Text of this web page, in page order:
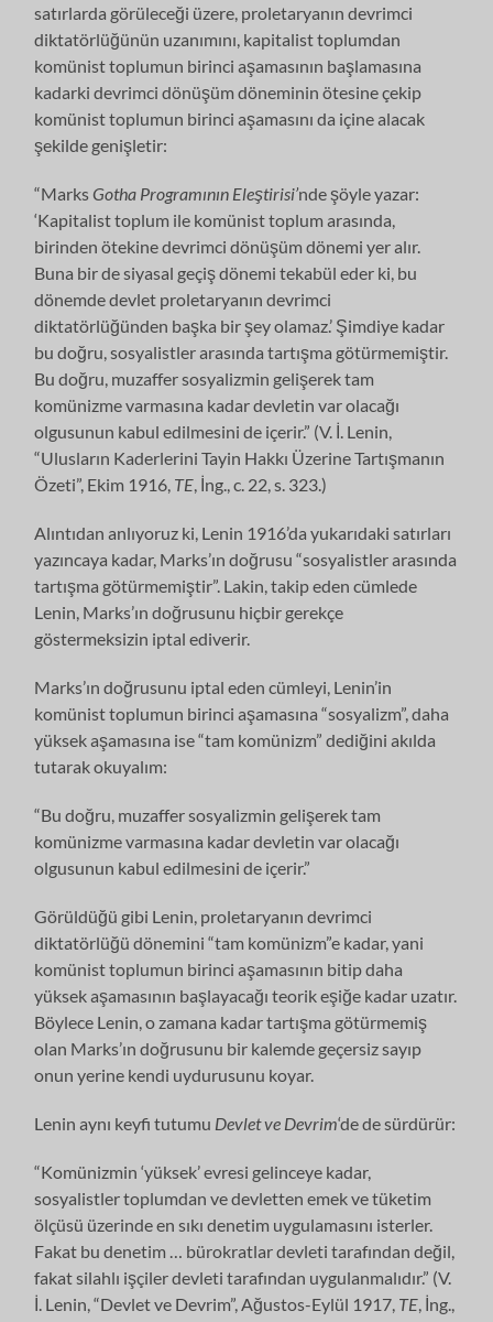
satırlarda görüleceği üzere, proletaryanın devrimci
diktatörlüğünün uzanımını, kapitalist toplumdan
komünist toplumun birinci aşamasının başlamasına
kadarki devrimci dönüşüm döneminin ötesine çekip
komünist toplumun birinci aşamasını da içine alacak
şekilde genişletir:
“MarksGotha Programının Eleştirisi’nde şöyle yazar:
‘Kapitalist toplum ile komünist toplum arasında,
birinden ötekine devrimci dönüşüm dönemi yer alır.
Buna bir de siyasal geçiş dönemi tekabül eder ki, bu
dönemde devlet proletaryanın devrimci
diktatörlüğünden başka bir şey olamaz.’ Şimdiye kadar
bu doğru, sosyalistler arasında tartışma götürmemiştir.
Bu doğru, muzaffer sosyalizmin gelişerek tam
komünizme varmasına kadar devletin var olacağı
olgusunun kabul edilmesini de içerir.” (V. İ. Lenin,
“Ulusların Kaderlerini Tayin Hakkı Üzerine Tartışmanın
Özeti”, Ekim 1916, TE , İng., c. 22, s. 323.)
Alıntıdan anlıyoruz ki, Lenin 1916’da yukarıdaki satırları
yazıncaya kadar, Marks’ın doğrusu “sosyalistler arasında
tartışma götürmemiştir”. Lakin, takip eden cümlede
Lenin, Marks’ın doğrusunu hiçbir gerekçe
göstermeksizin iptal ediverir.
Marks’ın doğrusunu iptal eden cümleyi, Lenin’in
komünist toplumun birinci aşamasına “sosyalizm”, daha
yüksek aşamasına ise “tam komünizm” dediğini akılda
tutarak okuyalım:
“Bu doğru, muzaffer sosyalizmin gelişerek tam
komünizme varmasına kadar devletin var olacağı
olgusunun kabul edilmesini de içerir.”
Görüldüğü gibi Lenin, proletaryanın devrimci
diktatörlüğü dönemini “tam komünizm”e kadar, yani
komünist toplumun birinci aşamasının bitip daha
yüksek aşamasının başlayacağı teorik eşiğe kadar uzatır.
Böylece Lenin, o zamana kadar tartışma götürmemiş
olan Marks’ın doğrusunu bir kalemde geçersiz sayıp
onun yerine kendi uydurusunu koyar.
Lenin aynı keyfi tutumu Devlet ve Devrim‘de de sürdürür:
“Komünizmin ‘yüksek’ evresi gelinceye kadar,
sosyalistler toplumdan ve devletten emek ve tüketim
ölçüsü üzerinde en sıkı denetim uygulamasını isterler.
Fakat bu denetim … bürokratlar devleti tarafından değil,
fakat silahlı işçiler devleti tarafından uygulanmalıdır.” (V.
İ. Lenin, “Devlet ve Devrim”, Ağustos-Eylül 1917, TE , İng.,